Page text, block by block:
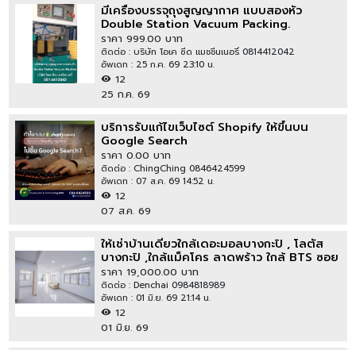
มีเครื่องบรรจุถุงสูญญากาศ แบบสองหัว
Double Station Vacuum Packing.
ราคา 999.00 บาท
ติดต่อ : บริษัท โอเค ซีด แมชชีนเนอรี่ 0814412042
อัพเดท : 25 ก.ค. 69 23:10 น.
12
25 ก.ค. 69
บริการรับแก้ไขเว็บไซต์ Shopify ให้ขึ้นบน
Google Search
ราคา 0.00 บาท
ติดต่อ : ChingChing 0846424599
อัพเดท : 07 ส.ค. 69 14:52 น.
12
07 ส.ค. 69
ให้เช่าบ้านเดี่ยวใกล้เดอะมอลบางกะปิ , โลตัส
บางกะปิ ,ใกล้แม็คโคร ลาดพร้าว ใกล้ BTS ซอย
ลาดพร้าว 101
ราคา 19,000.00 บาท
ติดต่อ : Denchai 0984818989
อัพเดท : 01 มิ.ย. 69 21:14 น.
12
01 มิ.ย. 69